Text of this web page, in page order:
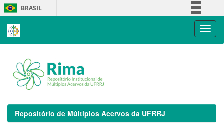
Skip
navigation
BRASIL
Repositório de Múltiplos Acervos da UFRRJ